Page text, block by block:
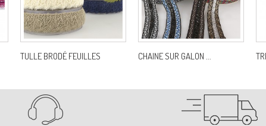
TULLE BRODÉ FEUILLES CHAINE SUR GALON ...